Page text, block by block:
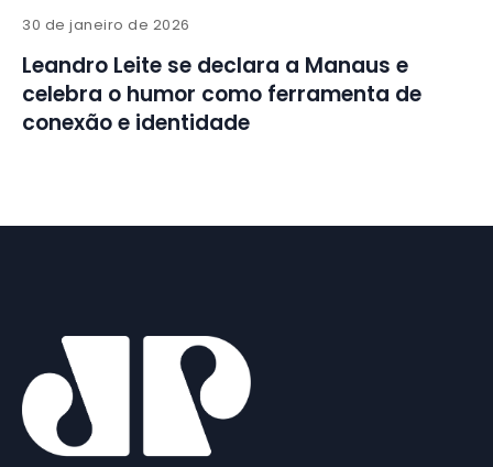
30 de janeiro de 2026
Leandro Leite se declara a Manaus e
celebra o humor como ferramenta de
conexão e identidade